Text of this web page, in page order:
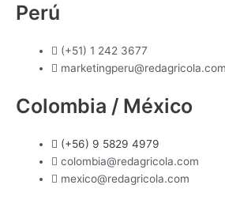
Perú
(+51) 1 242 3677
marketingperu@redagricola.com
Colombia / México
(+56) 9 5829 4979
colombia@redagricola.com
mexico@redagricola.com